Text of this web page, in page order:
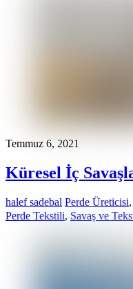
Temmuz 6, 2021
Küresel İç
halef sadebal Perde Üreticisi,
Perde Tekstili, Savaş ve